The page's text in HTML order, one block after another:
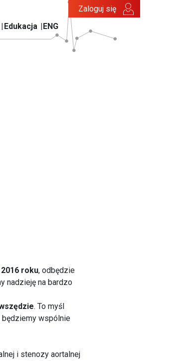
Edukacja ENG
Zaloguj się
roku, odbędzie
nadzieję na bardzo
. To myśl
będziemy wspólnie
i stenozy aortalnej